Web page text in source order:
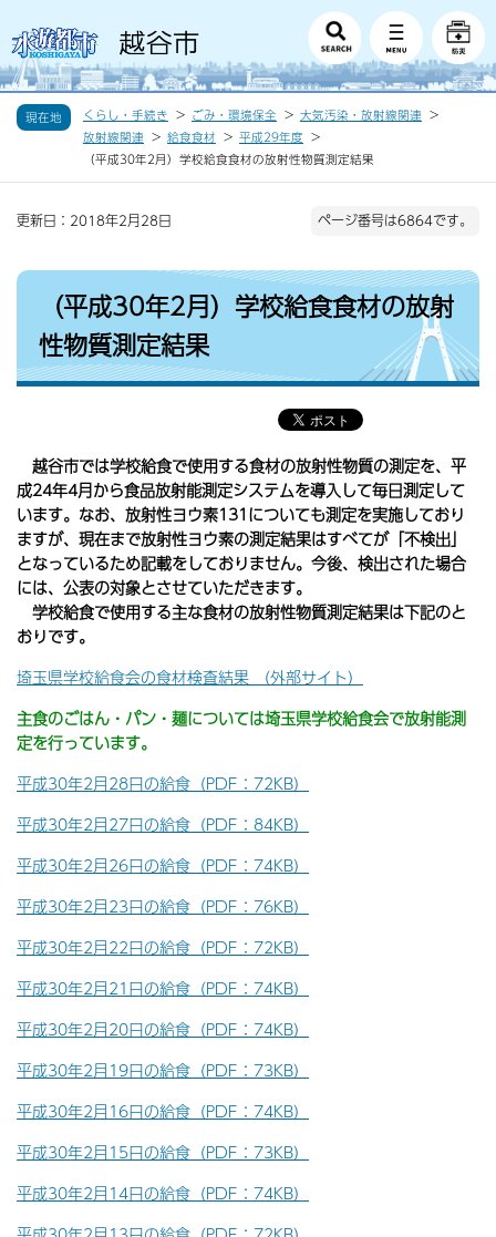
現在地 くらし・手続き ごみ・環境保全
大気汚染・放射線関連
放射線関連
給食食材
平成29年度
（平成30年2月）学校給食食材の放射性物質測定結果
更新日：2018年2月28日 ページ番号は6864です。
（平成30年2月）学校給食食材の放射
性物質測定結果
越谷市では学校給食で使用する食材の放射性物質の測定を、平
成24年4月から食品放射能測定システムを導入して毎日測定して
います。 なお、放射性ヨウ素131についても測定を実施しており
ますが、現在まで放射性ヨウ素の測定結果はすべてが「不検出」
となっているため記載をしておりません。今後、検出された場合
には、公表の対象とさせていただきます。
学校給食で使用する主な食材の放射性物質測定結果は下記のと
おりです。
埼玉県学校給食会の食材検査結果 （外部サイト）
主食のごはん・パン・麺については埼玉県学校給食会で放射能測
定を行っています。
平成30年2月28日の給食（PDF：72KB）
平成30年2月27日の給食（PDF：84KB）
平成30年2月26日の給食（PDF：74KB）
平成30年2月23日の給食（PDF：76KB）
平成30年2月22日の給食（PDF：72KB）
平成30年2月21日の給食（PDF：74KB）
平成30年2月20日の給食（PDF：74KB）
平成30年2月19日の給食（PDF：73KB）
平成30年2月16日の給食（PDF：74KB）
平成30年2月15日の給食（PDF：73KB）
平成30年2月14日の給食（PDF：74KB）